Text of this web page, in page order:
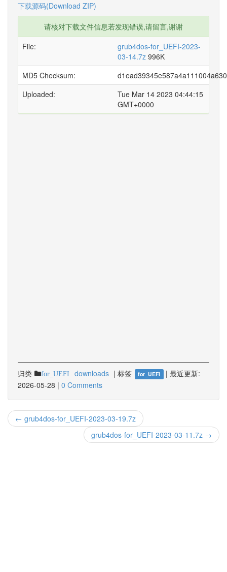
下载源码(Download ZIP)
请核对下载文件信息若发现错误,请留言,谢谢
File:
grub4dos-for_UEFI-2023-
03-14.7z 996K
MD5 Checksum:
Uploaded:
Tue Mar 14 2023 04:44:15
GMT+0000
归类 for_UEFI downloads | 标签 for_UEFI | 最近更新:
2026-05-28 | 0 Comments
← grub4dos-for_UEFI-2023-03-19.7z
grub4dos-for_UEFI-2023-03-11.7z →